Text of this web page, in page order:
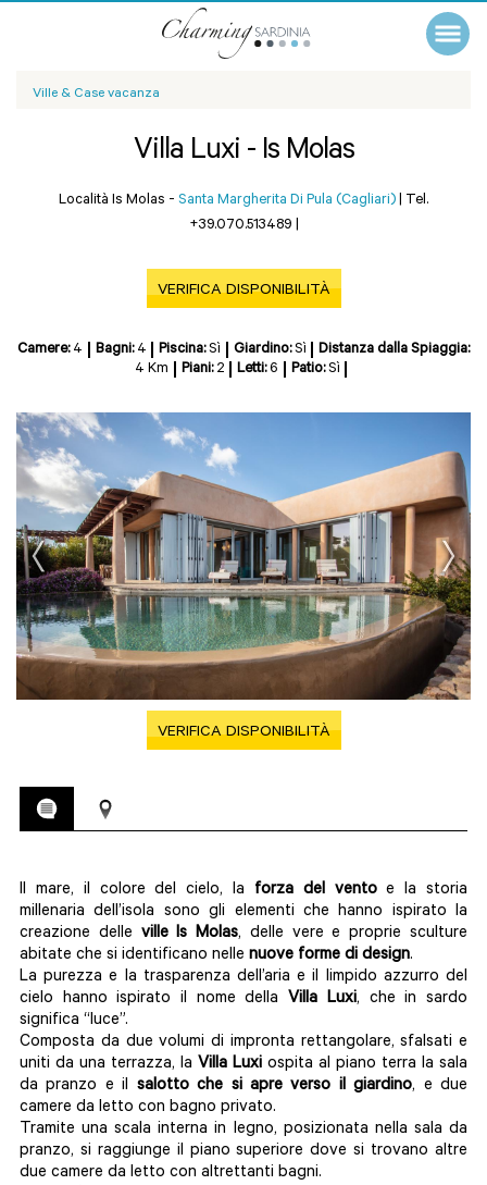
Ville & Case vacanza
Villa Luxi - Is Molas
Località Is Molas - Santa Margherita Di Pula (Cagliari) | Tel.
+39.070.513489 |
VERIFICA DISPONIBILITÀ
Camere: 4 Bagni: 4 Piscina:Sì Giardino:Sì
Distanza dalla Spiaggia:
4 Km
Piani: 2 Letti:6 Patio:Sì
VERIFICA DISPONIBILITÀ
Il mare, il colore del cielo, la forza del ventoe la storia
millenaria dell’isola sono gli elementi che hanno ispirato la
creazione delle ville Is Molas, delle vere e proprie sculture
abitate che si identificano nelle nuove forme di design.
La purezza e la trasparenza dell’aria e il limpido azzurro del
cielo hanno ispirato il nome della Villa Luxi, che in sardo
significa “luce”.
Composta da due volumi di impronta rettangolare, sfalsati e
uniti da una terrazza, la Villa Luxi ospita al piano terra la sala
da pranzo e il salotto che si apre verso il giardino, e due
camere da letto con bagno privato.
Tramite una scala interna in legno, posizionata nella sala da
pranzo, si raggiunge il piano superiore dove si trovano altre
due camere da letto con altrettanti bagni.